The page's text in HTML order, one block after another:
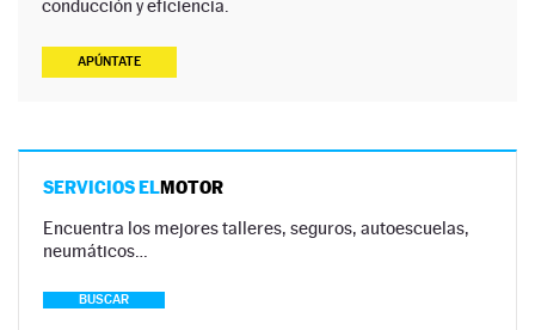
conducción y eficiencia.
APÚNTATE
SERVICIOS ELMOTOR
Encuentra los mejores talleres, seguros, autoescuelas,
neumáticos…
BUSCAR